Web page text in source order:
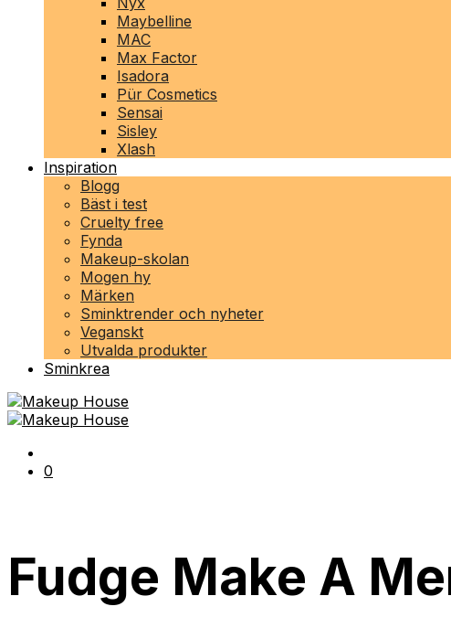
Maybelline
MAC
Max Factor
Isadora
Pür Cosmetics
Sensai
Sisley
Xlash
Inspiration
Blogg
Bäst i test
Cruelty free
Fynda
Makeup-skolan
Mogen hy
Märken
Sminktrender och nyheter
Veganskt
Utvalda produkter
Sminkrea
0
Fudge Make A